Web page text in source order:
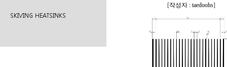
SKIVING HEATSINKS
[작성자 : taedoohs]